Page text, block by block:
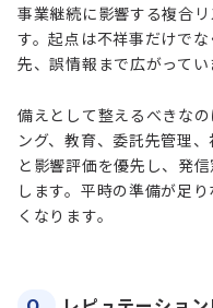
事業継続に影響する複合
す。起点は不祥事だけで
先、誤情報まで広がってい
備えとして整えるべきな
ング、教育、委託先管理
と影響評価を優先し、発
します。平時の準備が足
くなります。